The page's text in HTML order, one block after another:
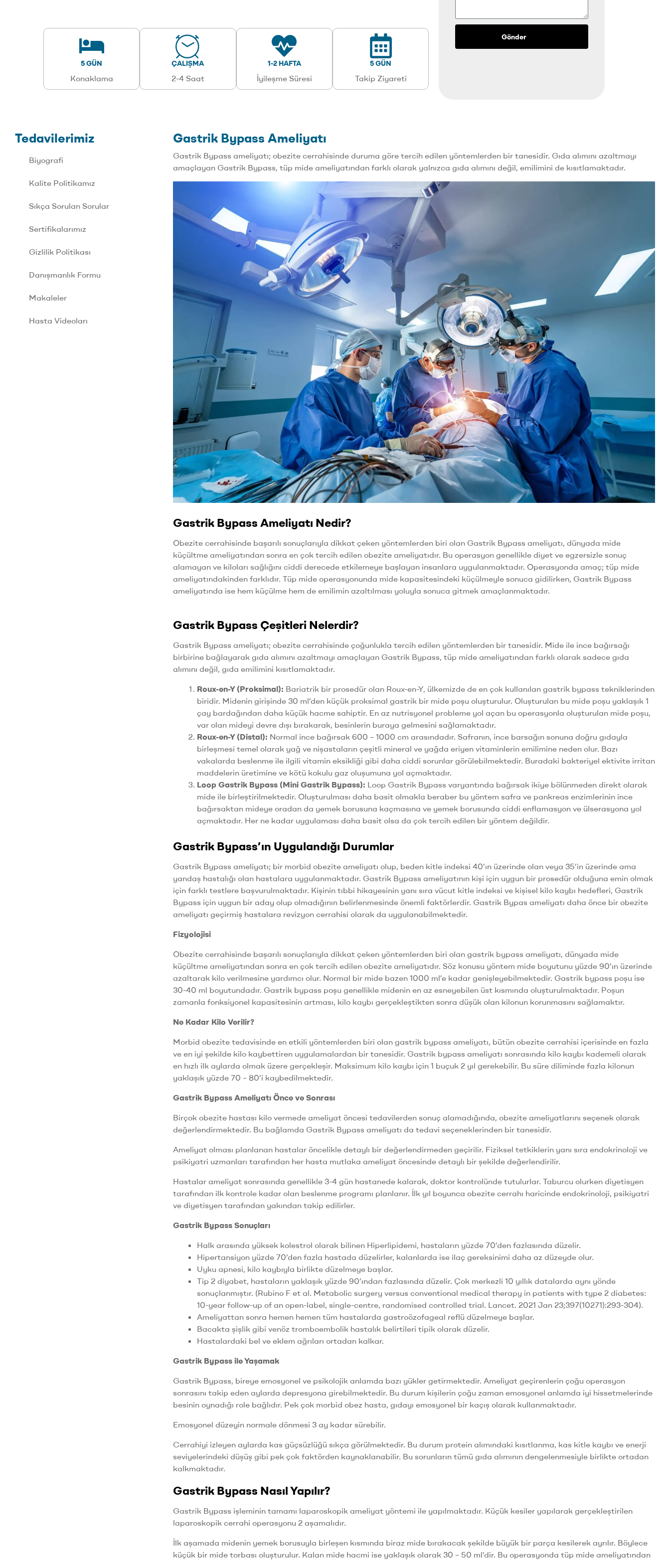
5 GÜN
Konaklama
ÇALIŞMA
2-4 Saat
1-2 HAFTA
İyileşme Süresi
5 GÜN
Takip Ziyareti
0
Gönder
Tedavilerimiz
Biyografi
Kalite Politikamız
Sıkça Sorulan Sorular
Sertifikalarımız
Gizlilik Politikası
Danışmanlık Formu
Makaleler
Hasta Videoları
Gastrik Bypass Ameliyatı
Gastrik Bypass ameliyatı; obezite cerrahisinde duruma göre tercih edilen yöntemlerden bir tanesidir. Gıda alımını azaltmayı
amaçlayan Gastrik Bypass, tüp mide ameliyatından farklı olarak yalnızca gıda alımını değil, emilimini de kısıtlamaktadır.
Gastrik Bypass Ameliyatı Nedir?
Obezite cerrahisinde başarılı sonuçlarıyla dikkat çeken yöntemlerden biri olan Gastrik Bypass ameliyatı, dünyada mide
küçültme ameliyatından sonra en çok tercih edilen obezite ameliyatıdır. Bu operasyon genellikle diyet ve egzersizle sonuç
alamayan ve kiloları sağlığını ciddi derecede etkilemeye başlayan insanlara uygulanmaktadır. Operasyonda amaç; tüp mide
ameliyatındakinden farklıdır. Tüp mide operasyonunda mide kapasitesindeki küçülmeyle sonuca gidilirken, Gastrik Bypass
ameliyatında ise hem küçülme hem de emilimin azaltılması yoluyla sonuca gitmek amaçlanmaktadır.
Gastrik Bypass Çeşitleri Nelerdir?
Gastrik Bypass ameliyatı; obezite cerrahisinde çoğunlukla tercih edilen yöntemlerden bir tanesidir. Mide ile ince bağırsağı
birbirine bağlayarak gıda alımını azaltmayı amaçlayan Gastrik Bypass, tüp mide ameliyatından farklı olarak sadece gıda
alımını değil, gıda emilimini kısıtlamaktadır.
Roux-en-Y (Proksimal): Bariatrik bir prosedür olan Roux-en-Y, ülkemizde de en çok kullanılan gastrik bypass tekniklerinden
biridir. Midenin girişinde 30 ml’den küçük proksimal gastrik bir mide poşu oluşturulur. Oluşturulan bu mide poşu yaklaşık 1
çay bardağından daha küçük hacme sahiptir. En az nutrisyonel probleme yol açan bu operasyonla oluşturulan mide poşu,
var olan mideyi devre dışı bırakarak, besinlerin buraya gelmesini sağlamaktadır.
Roux-en-Y (Distal): Normal ince bağırsak 600 – 1000 cm arasındadır. Safranın, ince barsağın sonuna doğru gıdayla
birleşmesi temel olarak yağ ve nişastaların çeşitli mineral ve yağda eriyen vitaminlerin emilimine neden olur. Bazı
vakalarda beslenme ile ilgili vitamin eksikliği gibi daha ciddi sorunlar görülebilmektedir. Buradaki bakteriyel ektivite irritan
maddelerin üretimine ve kötü kokulu gaz oluşumuna yol açmaktadır.
Loop Gastrik Bypass (Mini Gastrik Bypass): Loop Gastrik Bypass varyantında bağırsak ikiye bölünmeden direkt olarak
mide ile birleştirilmektedir. Oluşturulması daha basit olmakla beraber bu yöntem safra ve pankreas enzimlerinin ince
bağırsaktan mideye oradan da yemek borusuna kaçmasına ve yemek borusunda ciddi enflamasyon ve ülserasyona yol
açmaktadır. Her ne kadar uygulaması daha basit olsa da çok tercih edilen bir yöntem değildir.
Gastrik Bypass’ın Uygulandığı Durumlar
Gastrik Bypass ameliyatı; bir morbid obezite ameliyatı olup, beden kitle indeksi 40’ın üzerinde olan veya 35’in üzerinde ama
yandaş hastalığı olan hastalara uygulanmaktadır. Gastrik Bypass ameliyatının kişi için uygun bir prosedür olduğuna emin olmak
için farklı testlere başvurulmaktadır. Kişinin tıbbi hikayesinin yanı sıra vücut kitle indeksi ve kişisel kilo kaybı hedefleri, Gastrik
Bypass için uygun bir aday olup olmadığının belirlenmesinde önemli faktörlerdir. Gastrik Bypas ameliyatı daha önce bir obezite
ameliyatı geçirmiş hastalara revizyon cerrahisi olarak da uygulanabilmektedir.
Fizyolojisi
Obezite cerrahisinde başarılı sonuçlarıyla dikkat çeken yöntemlerden biri olan gastrik bypass ameliyatı, dünyada mide
küçültme ameliyatından sonra en çok tercih edilen obezite ameliyatıdır. Söz konusu yöntem mide boyutunu yüzde 90’ın üzerinde
azaltarak kilo verilmesine yardımcı olur. Normal bir mide bazen 1000 ml’e kadar genişleyebilmektedir. Gastrik bypass poşu ise
30-40 ml boyutundadır. Gastrik bypass poşu genellikle midenin en az esneyebilen üst kısmında oluşturulmaktadır. Poşun
zamanla fonksiyonel kapasitesinin artması, kilo kaybı gerçekleştikten sonra düşük olan kilonun korunmasını sağlamaktır.
Ne Kadar Kilo Verilir?
Morbid obezite tedavisinde en etkili yöntemlerden biri olan gastrik bypass ameliyatı, bütün obezite cerrahisi içerisinde en fazla
ve en iyi şekilde kilo kaybettiren uygulamalardan bir tanesidir. Gastrik bypass ameliyatı sonrasında kilo kaybı kademeli olarak
en hızlı ilk aylarda olmak üzere gerçekleşir. Maksimum kilo kaybı için 1 buçuk 2 yıl gerekebilir. Bu süre diliminde fazla kilonun
yaklaşık yüzde 70 – 80’i kaybedilmektedir.
Gastrik Bypass Ameliyatı Önce ve Sonrası
Birçok obezite hastası kilo vermede ameliyat öncesi tedavilerden sonuç alamadığında, obezite ameliyatlarını seçenek olarak
değerlendirmektedir. Bu bağlamda Gastrik Bypass ameliyatı da tedavi seçeneklerinden bir tanesidir.
Ameliyat olması planlanan hastalar öncelikle detaylı bir değerlendirmeden geçirilir. Fiziksel tetkiklerin yanı sıra endokrinoloji ve
psikiyatri uzmanları tarafından her hasta mutlaka ameliyat öncesinde detaylı bir şekilde değerlendirilir.
Hastalar ameliyat sonrasında genellikle 3-4 gün hastanede kalarak, doktor kontrolünde tutulurlar. Taburcu olurken diyetisyen
tarafından ilk kontrole kadar olan beslenme programı planlanır. İlk yıl boyunca obezite cerrahı haricinde endokrinoloji, psikiyatri
ve diyetisyen tarafından yakından takip edilirler.
Gastrik Bypass Sonuçları
Halk arasında yüksek kolestrol olarak bilinen Hiperlipidemi, hastaların yüzde 70’den fazlasında düzelir.
Hipertansiyon yüzde 70’den fazla hastada düzelirler, kalanlarda ise ilaç gereksinimi daha az düzeyde olur.
Uyku apnesi, kilo kaybıyla birlikte düzelmeye başlar.
Tip 2 diyabet, hastaların yaklaşık yüzde 90’ından fazlasında düzelir. Çok merkezli 10 yıllık datalarda aynı yönde
sonuçlanmıştır. (Rubino F et al. Metabolic surgery versus conventional medical therapy in patients with type 2 diabetes:
10-year follow-up of an open-label, single-centre, randomised controlled trial. Lancet. 2021 Jan 23;397(10271):293-304).
Ameliyattan sonra hemen hemen tüm hastalarda gastroözofageal reflü düzelmeye başlar.
Bacakta şişlik gibi venöz tromboembolik hastalık belirtileri tipik olarak düzelir.
Hastalardaki bel ve eklem ağrıları ortadan kalkar.
Gastrik Bypass ile Yaşamak
Gastrik Bypass, bireye emosyonel ve psikolojik anlamda bazı yükler getirmektedir. Ameliyat geçirenlerin çoğu operasyon
sonrasını takip eden aylarda depresyona girebilmektedir. Bu durum kişilerin çoğu zaman emosyonel anlamda iyi hissetmelerinde
besinin oynadığı role bağlıdır. Pek çok morbid obez hasta, gıdayı emosyonel bir kaçış olarak kullanmaktadır.
Emosyonel düzeyin normale dönmesi 3 ay kadar sürebilir.
Cerrahiyi izleyen aylarda kas güçsüzlüğü sıkça görülmektedir. Bu durum protein alımındaki kısıtlanma, kas kitle kaybı ve enerji
seviyelerindeki düşüş gibi pek çok faktörden kaynaklanabilir. Bu sorunların tümü gıda alımının dengelenmesiyle birlikte ortadan
kalkmaktadır.
Gastrik Bypass Nasıl Yapılır?
Gastrik Bypass işleminin tamamı laparoskopik ameliyat yöntemi ile yapılmaktadır. Küçük kesiler yapılarak gerçekleştirilen
laparoskopik cerrahi operasyonu 2 aşamalıdır.
İlk aşamada midenin yemek borusuyla birleşen kısmında biraz mide bırakacak şekilde büyük bir parça kesilerek ayrılır. Böylece
küçük bir mide torbası oluşturulur. Kalan mide hacmi ise yaklaşık olarak 30 – 50 ml’dir. Bu operasyonda tüp mide ameliyatından